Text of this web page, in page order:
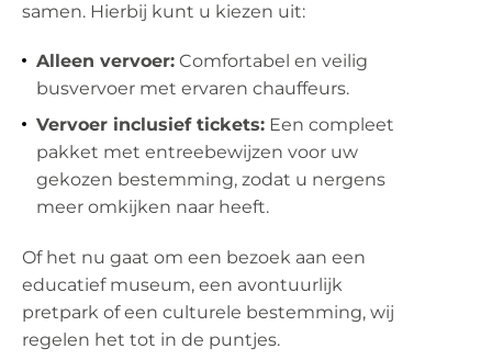
samen. Hierbij kunt u kiezen uit:
Alleen vervoer: Comfortabel en veilig
busvervoer met ervaren chauffeurs.
Vervoer inclusief tickets: Een compleet
pakket met entreebewijzen voor uw
gekozen bestemming, zodat u nergens
meer omkijken naar heeft.
Of het nu gaat om een bezoek aan een
educatief museum, een avontuurlijk
pretpark of een culturele bestemming, wij
regelen het tot in de puntjes.